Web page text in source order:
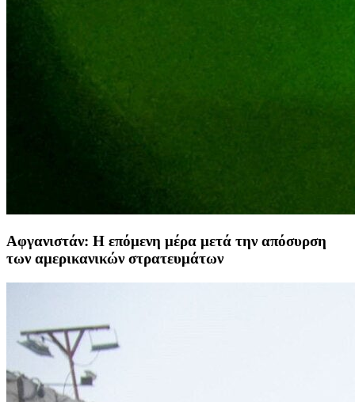
Αφγανιστάν: Η επόμενη μέρα μετά την απόσυρση
των αμερικανικών στρατευμάτων